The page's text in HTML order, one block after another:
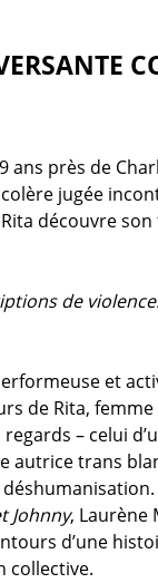
ans près de
jugée
découvre
de
et
de Rita,
– celui
autrice trans
Johnny, Laurène
d’une
collective.